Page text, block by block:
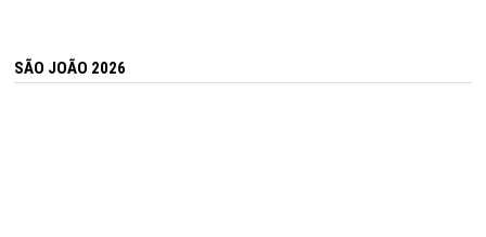
SÃO JOÃO 2026